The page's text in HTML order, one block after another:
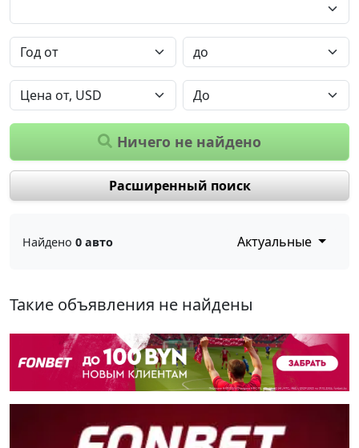
Ничего не найдено
Расширенный поиск
Найдено 0 авто Актуальные
Такие объявления не найдены